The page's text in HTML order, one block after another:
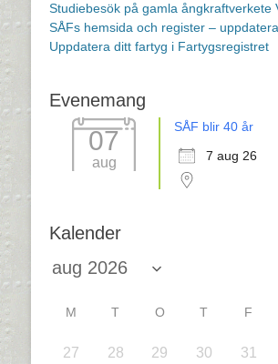
Studiebesök på gamla ångkraftverkete
SÅFs hemsida och register –
Uppdatera ditt fartyg i Fartygsregistret
Evenemang
07
aug
SÅF blir 40 år
7 aug 26
Kalender
M T O T F
27 28 29 30 31